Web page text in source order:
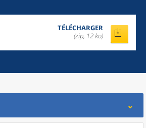
TÉLÉCHARGER
(zip, 12 ko)